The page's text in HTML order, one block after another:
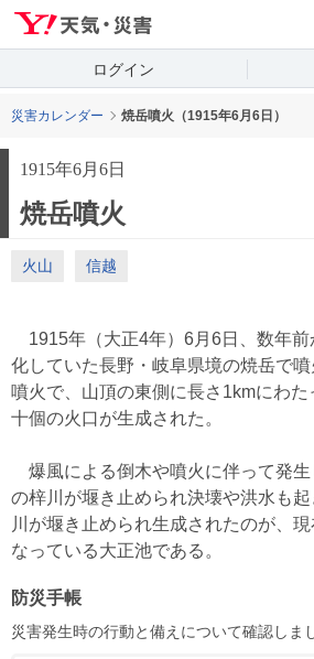
ログイン
災害カレンダー 焼岳噴火（1915年6月6日）
1915年6月6日
焼岳噴火
火山 信越
1915年（大正4年）6月6日、数年前
化していた長野・岐阜県境の焼岳で
噴火で、山頂の東側に長さ1kmにわ
十個の火口が生成された。
爆風による倒木や噴火に伴って発
の梓川が堰き止められ決壊や洪水も
川が堰き止められ生成されたのが、
なっている大正池である。
防災手帳
災害発生時の行動と備えについて確認しま